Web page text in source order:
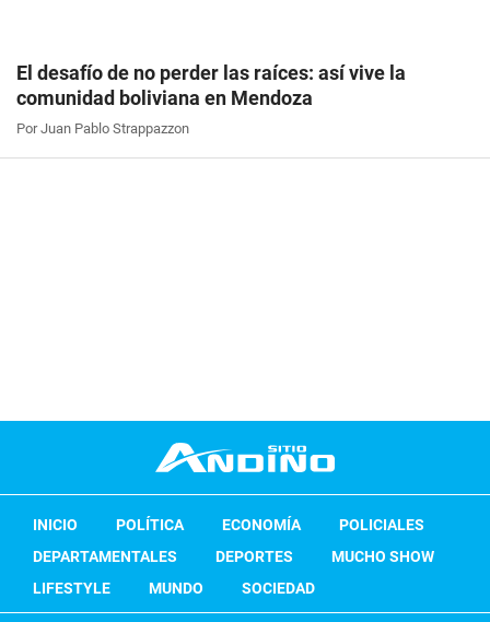
El desafío de no perder las raíces: así vive la
comunidad boliviana en Mendoza
Por Juan Pablo Strappazzon
INICIO POLÍTICA ECONOMÍA
POLICIALES
DEPARTAMENTALES
DEPORTES
MUCHO SHOW
LIFESTYLE
MUNDO SOCIEDAD